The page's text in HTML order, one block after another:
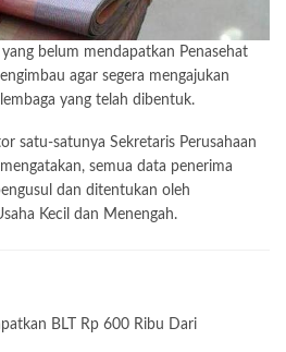
belum mendapatkan Penasehat
agar segera mengajukan
yang telah dibentuk.
satu-satunya Sekretaris Perusahaan
semua data penerima
dan ditentukan oleh
Kecil dan Menengah.
BLT Rp 600 Ribu Dari